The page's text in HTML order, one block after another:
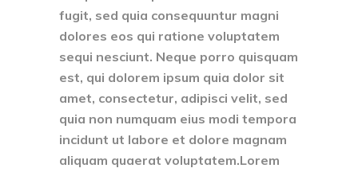
fugit, sed quia consequuntur magni
dolores eos qui ratione voluptatem
sequi nesciunt. Neque porro quisquam
est, qui dolorem ipsum quia dolor sit
amet, consectetur, adipisci velit, sed
quia non numquam eius modi tempora
incidunt ut labore et dolore magnam
aliquam quaerat voluptatem.Lorem